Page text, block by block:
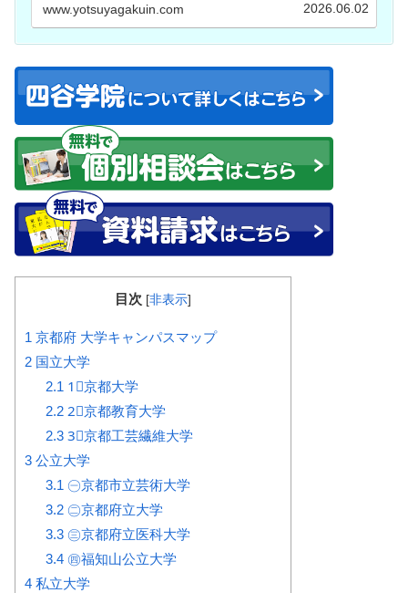
ンキャンパス参加前の情報収集にお役立てくださ
www.yotsuyagakuin.com 2026.06.02
目次 [非表示]
1 京都府 大学キャンパスマップ
2 国立大学
2.1 1⃣京都大学
2.22⃣京都教育大学
2.33⃣京都工芸繊維大学
3 公立大学
3.1 ㊀京都市立芸術大学
3.2㊁京都府立大学
3.3㊂京都府立医科大学
3.4㊃福知山公立大学
4 私立大学